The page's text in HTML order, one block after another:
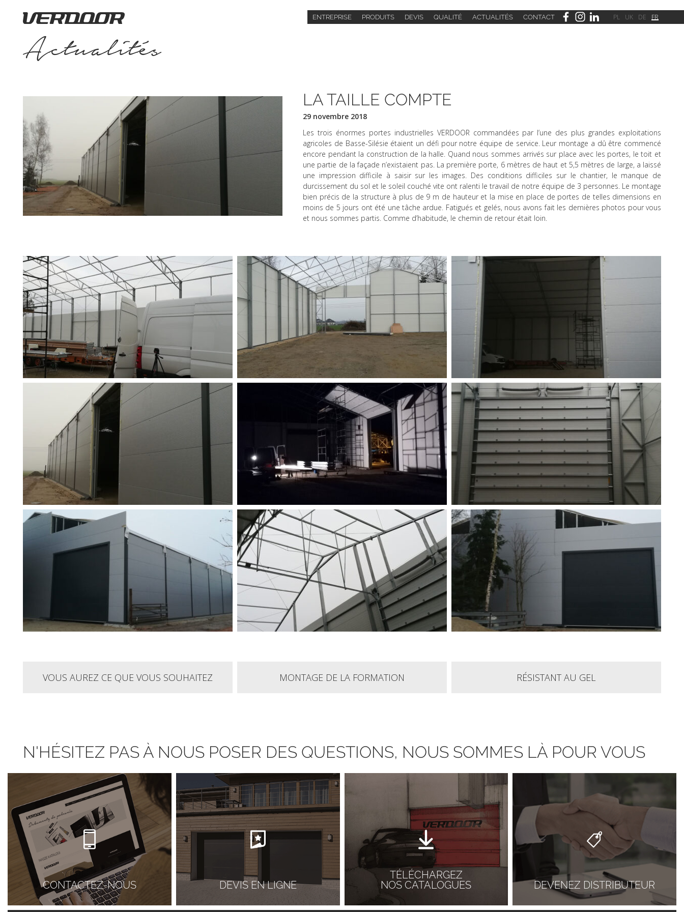
ENTREPRISE PRODUITS DEVIS QUALITÉ ACTUALITÉS CONTACT PL UK DE FR
Actualités
LA TAILLE COMPTE
29 novembre 2018
Les trois énormes portes industrielles VERDOOR commandées par l’une des plus grandes exploitations
agricoles de Basse-Silésie étaient un défi pour notre équipe de service. Leur montage a dû être commencé
encore pendant la construction de la halle. Quand nous sommes arrivés sur place avec les portes, le toit et
une partie de la façade n’existaient pas. La première porte, 6 mètres de haut et 5,5 mètres de large, a laissé
une impression difficile à saisir sur les images. Des conditions difficiles sur le chantier, le manque de
durcissement du sol et le soleil couché vite ont ralenti le travail de notre équipe de 3 personnes. Le montage
bien précis de la structure à plus de 9 m de hauteur et la mise en place de portes de telles dimensions en
moins de 5 jours ont été une tâche ardue. Fatigués et gelés, nous avons fait les dernières photos pour vous
et nous sommes partis. Comme d’habitude, le chemin de retour était loin.
VOUS AUREZ CE QUE VOUS SOUHAITEZ MONTAGE DE LA FORMATION RÉSISTANT AU GEL
N'HÉSITEZ PAS À NOUS POSER DES QUESTIONS, NOUS SOMMES LÀ POUR VOUS
CONTACTEZ-NOUS DEVIS EN LIGNE
TÉLÉCHARGEZ
NOS CATALOGUES
DEVENEZ DISTRIBUTEUR